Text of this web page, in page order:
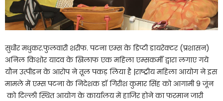
सुधीर मधुकर.फुलवारी शरीफ. पटना एम्स के डिप्टी डायरेक्टर (प्रशासन)
अनिल किशोर यादव के खिलाफ एक महिला एम्सकर्मी द्वारा लगाए गये
यौन उत्पीडन के आरोप ने तूल पकड़ लिया है |राष्ट्रीय महिला आयोग ने इस
मामले में एम्स पटना के निदेशक डॉ गिरीश कुमार सिंह को आगामी 9 जूंन
को दिल्ली स्थित आयोग के कार्यालय में हाजिर होने का फरमान जारी